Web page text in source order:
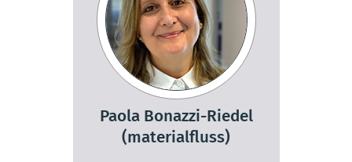
Paola Bonazzi-Riedel
(materialfluss)